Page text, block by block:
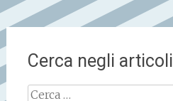
Cerca negli articoli
Ricerca